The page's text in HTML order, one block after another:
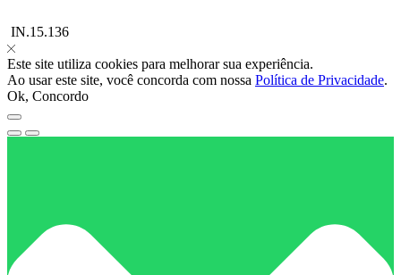
IN.15.136
Este site utiliza cookies para melhorar sua experiência.
Ao usar este site, você concorda com nossa Política de Privacidade.
Ok, Concordo